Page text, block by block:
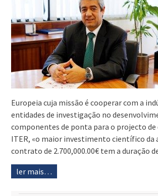
Europeia cuja missão é cooperar com a
entidades de investigação no
componentes de ponta para o projecto de
ITER, «o maior investimento científico da
contrato de 2.700,000.00€ tem a duração
ler mais…